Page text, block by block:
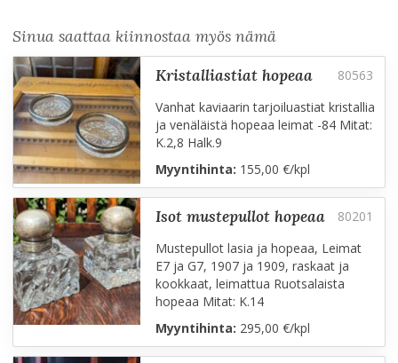
Sinua saattaa kiinnostaa myös nämä
kristalliastiat hopeaa
Vanhat kaviaarin tarjoiluastiat kristallia
ja venäläistä hopeaa leimat -84 Mitat:
K.2,8 Halk.9
Myyntihinta: 155,00 €/kpl
isot mustepullot hopeaa
Mustepullot lasia ja hopeaa, Leimat
E7 ja G7, 1907 ja 1909, raskaat ja
kookkaat, leimattua Ruotsalaista
hopeaa Mitat: K.14
Myyntihinta: 295,00 €/kpl